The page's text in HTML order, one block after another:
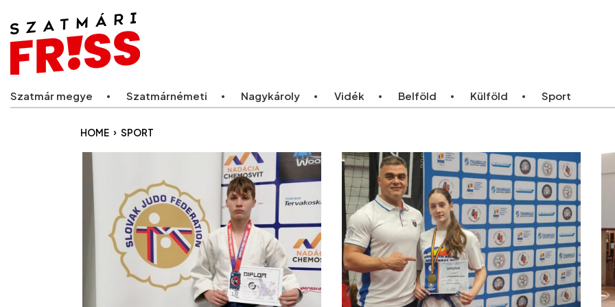
Szatmár megye Szatmárnémeti Nagykároly Vidék Belföld Külföld Sport
HOME › SPORT